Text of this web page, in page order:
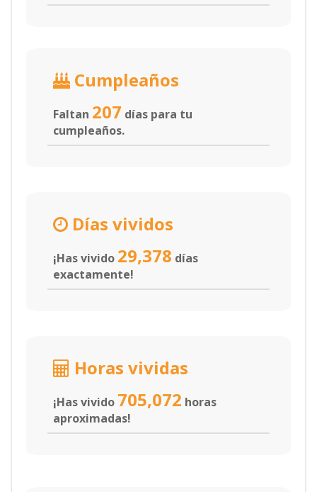
Cumpleaños
Faltan 207 días para tu
cumpleaños.
Días vividos
¡Has vivido 29,378 días
exactamente!
Horas vividas
¡Has vivido 705,072 horas
aproximadas!